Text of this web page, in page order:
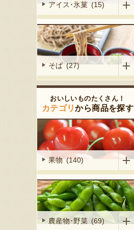
アイス･氷菓 (15)
そば (27)
おいしいものたくさん！
カテゴリから商品を探す
果物 (140)
農産物･野菜 (69)